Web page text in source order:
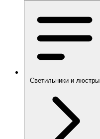
Светильники и люстры